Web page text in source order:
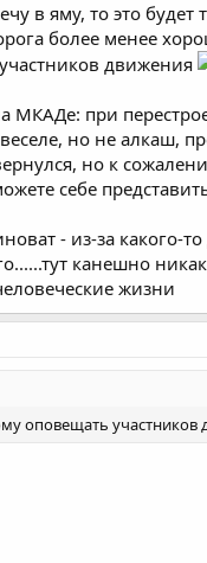
в яму, то это
более менее
движения
при
но не алкаш,
но к
себе
- из-за какого-
канешно
жизни
оповещать участников